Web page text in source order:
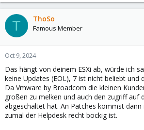
T ThoSo
Famous Member
Oct 9, 2024
Das hängt von deinem ESXi ab, würde ich
keine Updates (EOL), 7 ist nicht beliebt und
Da Vmware by Broadcom die kleinen
großen zu melken und auch den zugriff auf
abgeschaltet hat. An Patches kommst dann
zumal der Helpdesk recht bockig ist.